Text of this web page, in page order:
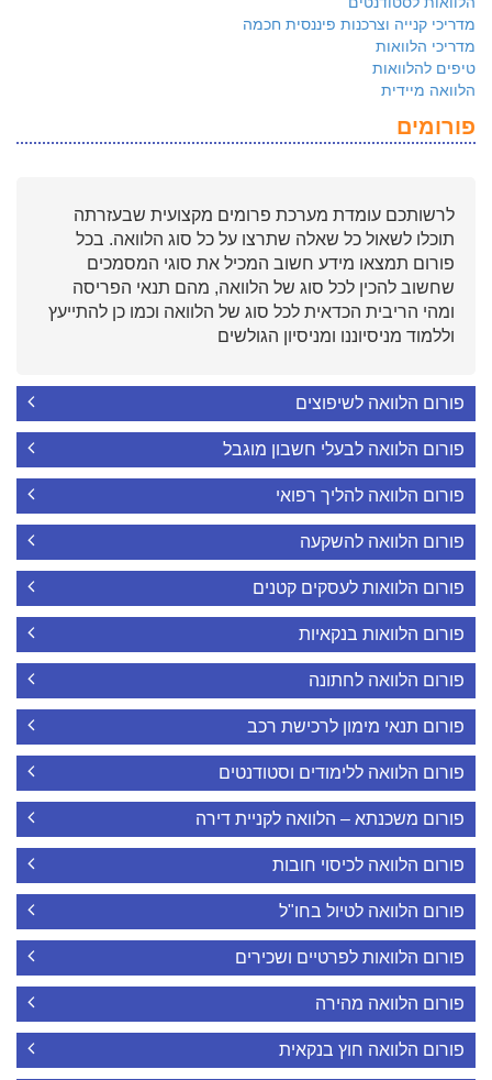
מדריכי קנייה וצרכנות פיננסית חכמה
מדריכי הלוואות
טיפים להלוואות
הלוואה מיידית
פורומים
לרשותכם עומדת מערכת פרומים מקצועית שבעזרתה
תוכלו לשאול כל שאלה שתרצו על כל סוג הלוואה. בכל
פורום תמצאו מידע חשוב המכיל את סוגי המסמכים
שחשוב להכין לכל סוג של הלוואה, מהם תנאי הפריסה
ומהי הריבית הכדאית לכל סוג של הלוואה וכמו כן להתייעץ
וללמוד מניסיוננו ומניסיון הגולשים
פורום הלוואה לשיפוצים
פורום הלוואה לבעלי חשבון מוגבל
פורום הלוואה להליך רפואי
פורום הלוואה להשקעה
פורום הלוואות לעסקים קטנים
פורום הלוואות בנקאיות
פורום הלוואה לחתונה
פורום תנאי מימון לרכישת רכב
פורום הלוואה ללימודים וסטודנטים
פורום משכנתא – הלוואה לקניית דירה
פורום הלוואה לכיסוי חובות
פורום הלוואה לטיול בחו"ל
פורום הלוואות לפרטיים ושכירים
פורום הלוואה מהירה
פורום הלוואה חוץ בנקאית